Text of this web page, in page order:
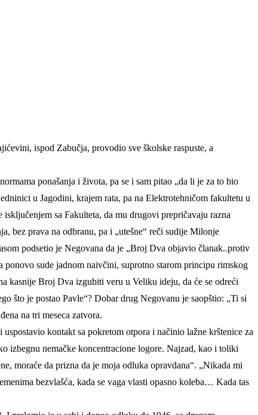
ispod Zabučja, provodio sve školske raspuste, a
ponašanja i života, pa se i sam pitao „da li je za to bio
u Jagodini, krajem rata, pa na Elektrotehničom fakultetu u
sa Fakulteta, da mu drugovi prepričavaju razna
bez prava na odbranu, pa i „utešne“ reči sudije Milonje
podsetio je Negovana da je „Broj Dva objavio članak..protiv
ponovo sude jadnom naivčini, suprotno starom principu rimskog
kasnije Broj Dva izgubiti veru u Veliku ideju, da će se odreći
što je postao Pavle“? Dobar drug Negovanu je saopštio: „Ti si
na tri meseca zatvora.
kontakt sa pokretom otpora i načinio lažne krštenice za
izbegnu nemačke koncentracione logore. Najzad, kao i toliki
moraće da prizna da je moja odluka opravdana“. „Nikada mi
bezvlašća, kada se vaga vlasti opasno koleba… Kada tas